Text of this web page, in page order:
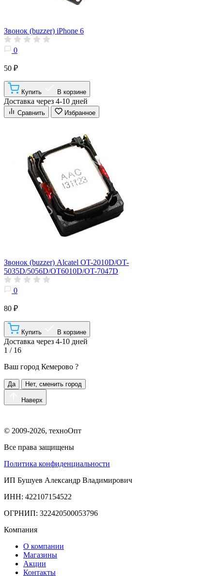
Звонок (buzzer) iPhone 6
0
50 ₽
Купить В корзине
Доставка через 4-10 дней
Сравнить Избранное
Звонок (buzzer) Alcatel OT-2010D/OT-
5035D/5056D/OT6010D/OT-7047D
0
80 ₽
Купить В корзине
Доставка через 4-10 дней
1 / 16
Ваш город Кемерово ?
Да Нет, сменить город
Наверх
© 2009-2026, техноОпт
Все права защищены
Политика конфиденциальности
ИП Бушуев Александр Владимирович
ИНН: 422107154522
ОГРНИП: 322420500053796
Компания
О компании
Магазины
Акции
Контакты